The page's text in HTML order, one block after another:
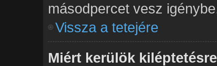
másodpercet vesz
Vissza a tetejére
Miért kerülök